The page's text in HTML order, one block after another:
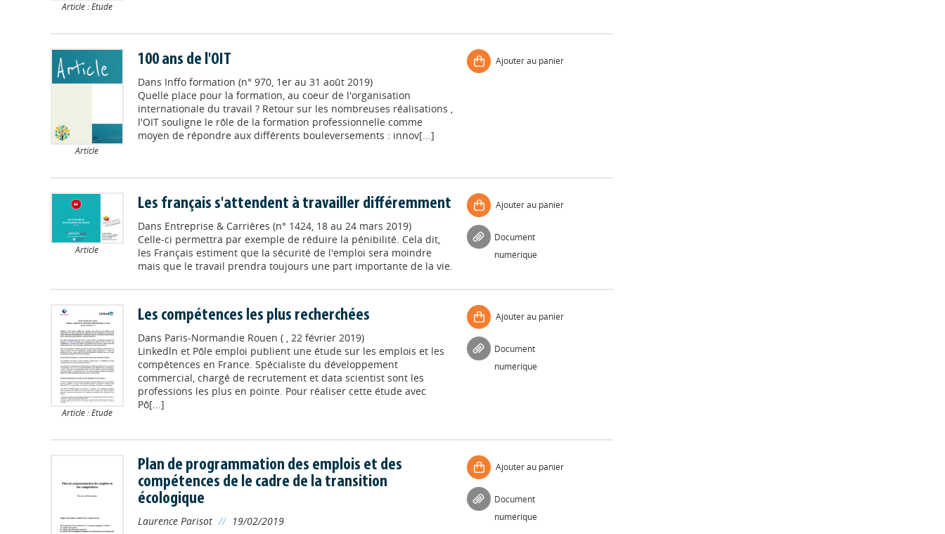
Article : Etude
Article
100 ans de l'OIT
Dans Inffo formation (n° 970, 1er au 31 août 2019)
Quelle place pour la formation, au coeur de l'organisation
internationale du travail ? Retour sur les nombreuses réalisations ,
l'OIT souligne le rôle de la formation professionnelle comme
moyen de répondre aux différents bouleversements : innov[...]
Ajouter au panier
Article
Les français s'attendent à travailler différemment
Dans Entreprise & Carrières (n° 1424, 18 au 24 mars 2019)
Celle-ci permettra par exemple de réduire la pénibilité. Cela dit,
les Français estiment que la sécurité de l'emploi sera moindre
mais que le travail prendra toujours une part importante de la vie.
Ajouter au panier
Document
numérique
Article : Etude
Les compétences les plus recherchées
Dans Paris-Normandie Rouen ( , 22 février 2019)
Linkedln et Pôle emploi publient une étude sur les emplois et les
compétences en France. Spécialiste du développement
commercial, chargé de recrutement et data scientist sont les
professions les plus en pointe. Pour réaliser cette étude avec
Pô[...]
Ajouter au panier
Document
numérique
Plan de programmation des emplois et des
compétences de le cadre de la transition
écologique
Laurence Parisot // 19/02/2019
Ajouter au panier
Document
numérique